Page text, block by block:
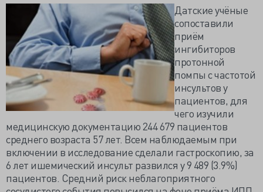
Датские учёные
сопоставили
приём
ингибиторов
протонной
помпы с частотой
инсультов у
пациентов, для
чего изучили
медицинскую документацию 244 679 пациентов
среднего возраста 57 лет. Всем наблюдаемым при
включении в исследование сделали гастроскопию, за
6 лет ишемический инсульт развился у 9 489 (3.9%)
пациентов. Средний риск неблагоприятного